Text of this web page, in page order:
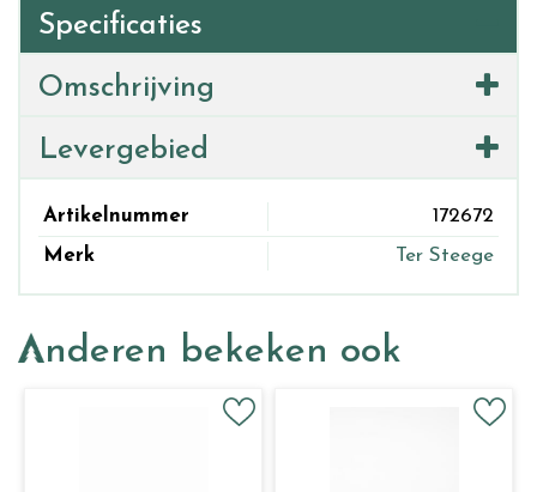
Specificaties
Omschrijving
Levergebied
Artikelnummer
172672
Merk
Ter Steege
Anderen bekeken ook